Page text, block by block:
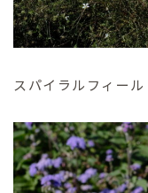
スパイラルフィー